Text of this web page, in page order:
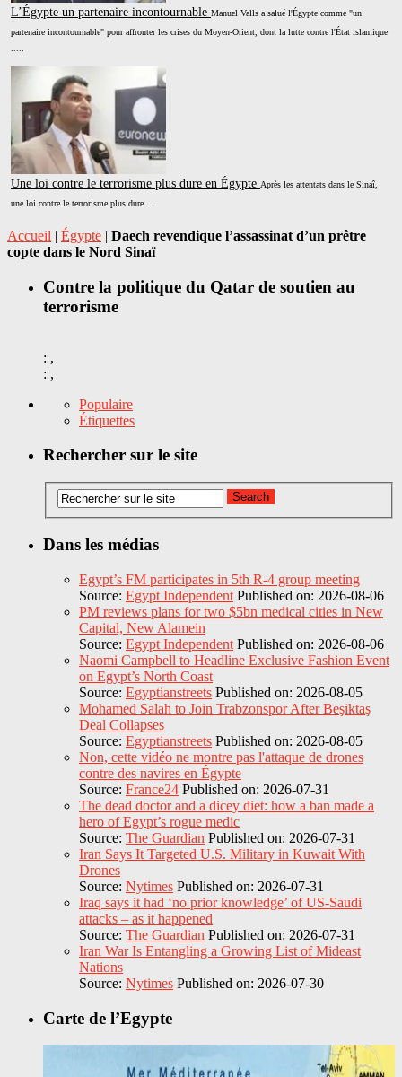
L’Égypte un partenaire incontournable Manuel Valls a salué l'Égypte comme "un
partenaire incontournable" pour affronter les crises du Moyen-Orient, dont la lutte contre l'État islamique
Une loi contre le terrorisme plus dure en Égypte Après les attentats dans le Sinaî,
une loi contre le terrorisme plus dure ...
Accueil | Égypte | Daech revendique l’assassinat d’un prêtre
copte dans le Nord Sinaï
Contre la politique du Qatar de soutien au
terrorisme
: ,
: ,
Populaire
Étiquettes
Rechercher sur le site
Dans les médias
Egypt’s FM participates in 5th R-4 group meeting
Source: Egypt Independent Published on: 2026-08-06
PM reviews plans for two $5bn medical cities in New
Capital, New Alamein
Source: Egypt Independent Published on: 2026-08-06
Naomi Campbell to Headline Exclusive Fashion Event
on Egypt’s North Coast
Source: Egyptianstreets Published on: 2026-08-05
Mohamed Salah to Join Trabzonspor After Beşiktaş
Deal Collapses
Source: Egyptianstreets Published on: 2026-08-05
Non, cette vidéo ne montre pas l'attaque de drones
contre des navires en Égypte
Source: France24 Published on: 2026-07-31
The dead doctor and a dicey diet: how a ban made a
hero of Egypt’s rogue medic
Source: The Guardian Published on: 2026-07-31
Iran Says It Targeted U.S. Military in Kuwait With
Drones
Source: Nytimes Published on: 2026-07-31
Iraq says it had ‘no prior knowledge’ of US-Saudi
attacks – as it happened
Source: The Guardian Published on: 2026-07-31
Iran War Is Entangling a Growing List of Mideast
Nations
Source: Nytimes Published on: 2026-07-30
Carte de l’Egypte